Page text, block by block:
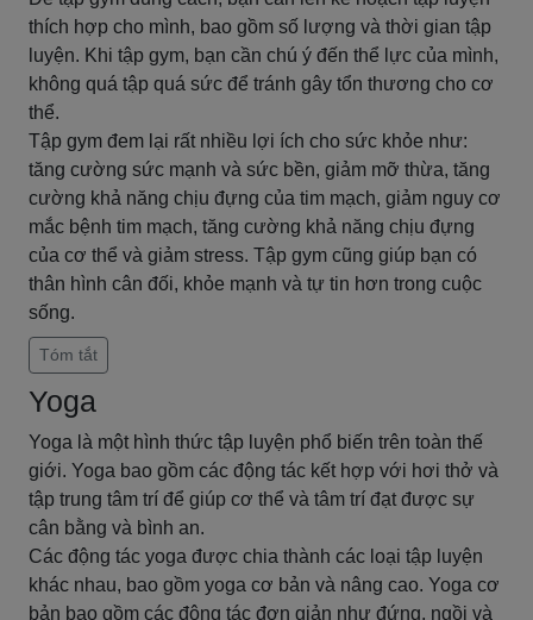
thích hợp cho mình, bao gồm số lượng và thời gian tập
luyện. Khi tập gym, bạn cần chú ý đến thể lực của mình,
không quá tập quá sức để tránh gây tổn thương cho cơ
thể.
Tập gym đem lại rất nhiều lợi ích cho sức khỏe như:
tăng cường sức mạnh và sức bền, giảm mỡ thừa, tăng
cường khả năng chịu đựng của tim mạch, giảm nguy cơ
mắc bệnh tim mạch, tăng cường khả năng chịu đựng
của cơ thể và giảm stress. Tập gym cũng giúp bạn có
thân hình cân đối, khỏe mạnh và tự tin hơn trong cuộc
sống.
Tóm tắt
Yoga
Yoga là một hình thức tập luyện phổ biến trên toàn thế
giới. Yoga bao gồm các động tác kết hợp với hơi thở và
tập trung tâm trí để giúp cơ thể và tâm trí đạt được sự
cân bằng và bình an.
Các động tác yoga được chia thành các loại tập luyện
khác nhau, bao gồm yoga cơ bản và nâng cao. Yoga cơ
bản bao gồm các động tác đơn giản như đứng, ngồi và